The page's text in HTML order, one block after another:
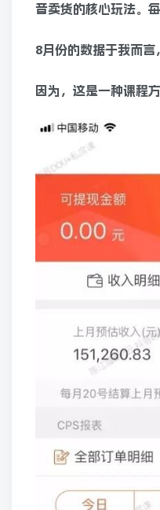
音卖货的核心玩法。
8月份的数据于我而言
因为，这是一种课程